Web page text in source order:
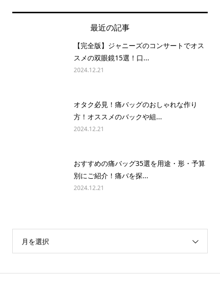
最近の記事
【完全版】ジャニーズのコンサートでオス
スメの双眼鏡15選！口...
2024.12.21
オタク必見！痛バッグのおしゃれな作り
方！オススメのバックや組...
2024.12.21
おすすめの痛バッグ35選を用途・形・予算
別にご紹介！痛バを探...
2024.12.21
月を選択